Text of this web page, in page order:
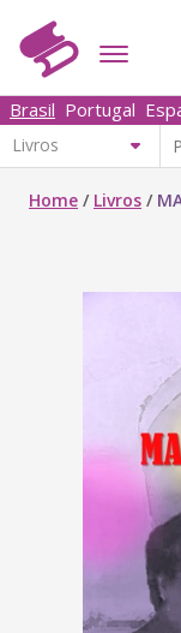
Brasil Portugal
Home / Livros /